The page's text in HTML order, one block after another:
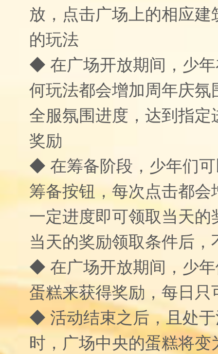
放，点击广场上的相应
的玩法
◆ 在广场开放期间，少
何玩法都会增加周年庆
全服氛围进度，达到指
奖励
◆ 在筹备阶段，少年们
筹备按钮，每次点击都
一定进度即可领取当天
当天的奖励领取条件后
◆ 在广场开放期间，少
蛋糕来获得奖励，每日
◆ 活动结束之后，且处
时，广场中央的蛋糕将变